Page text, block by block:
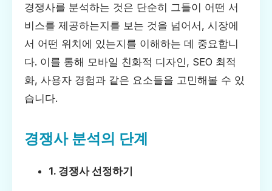
경쟁사를 분석하는 것은 단순히 그들이 어떤 서
비스를 제공하는지를 보는 것을 넘어서, 시장에
서 어떤 위치에 있는지를 이해하는 데 중요합니
다. 이를 통해 모바일 친화적 디자인, SEO 최적
화, 사용자 경험과 같은 요소들을 고민해볼 수 있
습니다.
경쟁사 분석의 단계
1. 경쟁사 선정하기